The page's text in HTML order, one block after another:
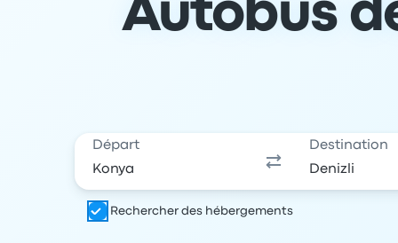
Autobus
Départ Destination
Rechercher des hébergements